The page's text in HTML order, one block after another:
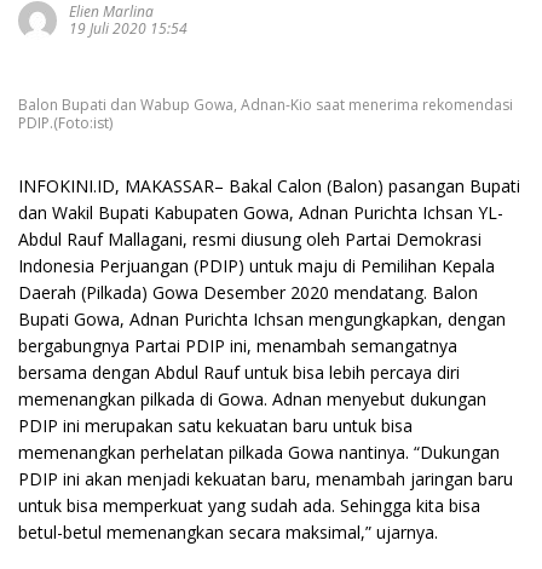
Elien Marlina
19 Juli 2020 15:54
Balon Bupati dan Wabup Gowa, Adnan-Kio saat menerima rekomendasi
PDIP.(Foto:ist)
INFOKINI.ID, MAKASSAR– Bakal Calon (Balon) pasangan Bupati
dan Wakil Bupati Kabupaten Gowa, Adnan Purichta Ichsan YL-
Abdul Rauf Mallagani, resmi diusung oleh Partai Demokrasi
Indonesia Perjuangan (PDIP) untuk maju di Pemilihan Kepala
Daerah (Pilkada) Gowa Desember 2020 mendatang. Balon
Bupati Gowa, Adnan Purichta Ichsan mengungkapkan, dengan
bergabungnya Partai PDIP ini, menambah semangatnya
bersama dengan Abdul Rauf untuk bisa lebih percaya diri
memenangkan pilkada di Gowa. Adnan menyebut dukungan
PDIP ini merupakan satu kekuatan baru untuk bisa
memenangkan perhelatan pilkada Gowa nantinya. “Dukungan
PDIP ini akan menjadi kekuatan baru, menambah jaringan baru
untuk bisa memperkuat yang sudah ada. Sehingga kita bisa
betul-betul memenangkan secara maksimal,” ujarnya.